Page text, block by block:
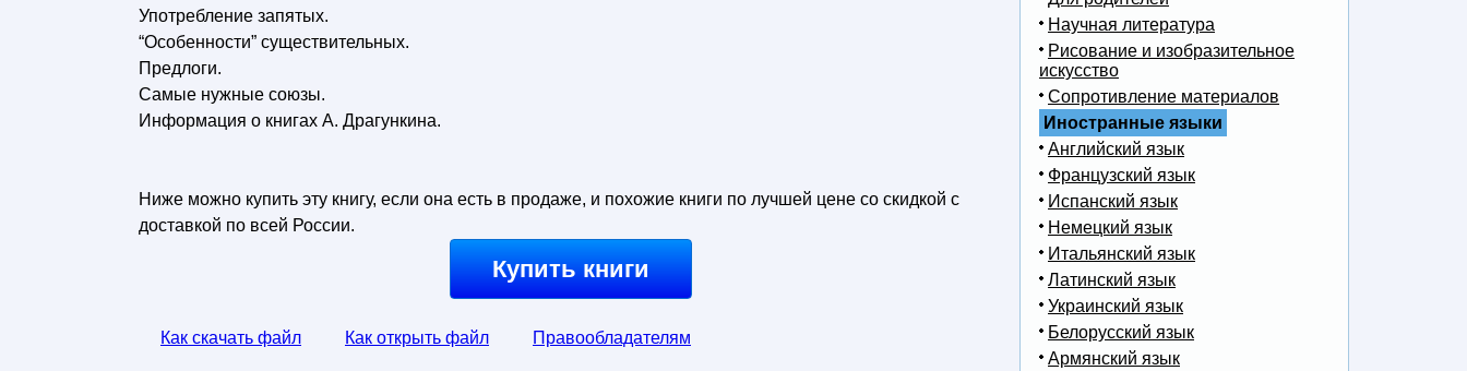
Употребление запятых.
“Особенности” существительных.
Предлоги.
Самые нужные союзы.
Информация о книгах А. Драгункина.
Ниже можно купить эту книгу, если она есть в продаже, и похожие книги по лучшей цене со скидкой с
доставкой по всей России.
Купить книги
Как скачать файл Как открыть файл Правообладателям
Научная литература
Рисование и изобразительное
искусство
Сопротивление материалов
Иностранные языки
Английский язык
Французский язык
Испанский язык
Немецкий язык
Итальянский язык
Латинский язык
Украинский язык
Белорусский язык
Армянский язык